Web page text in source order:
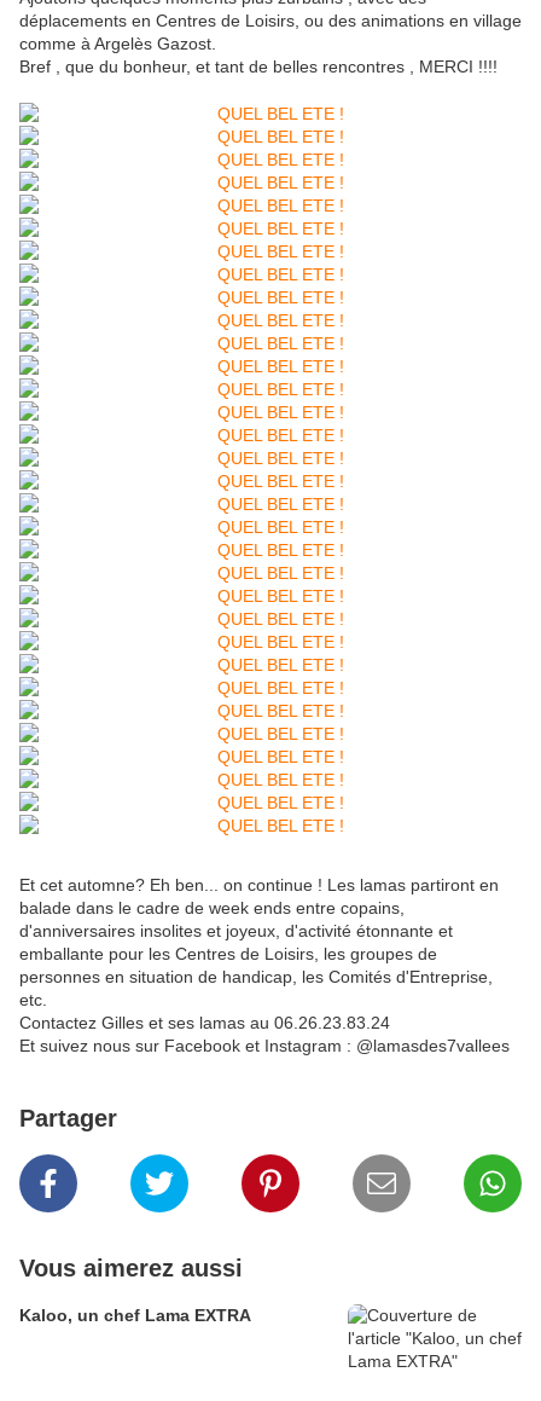
déplacements en Centres de Loisirs, ou des animations en village
comme à Argelès Gazost.
Bref , que du bonheur, et tant de belles rencontres , MERCI !!!!
Et cet automne? Eh ben... on continue ! Les lamas partiront en
balade dans le cadre de week ends entre copains,
d'anniversaires insolites et joyeux, d'activité étonnante et
emballante pour les Centres de Loisirs, les groupes de
personnes en situation de handicap, les Comités d'Entreprise,
etc.
Contactez Gilles et ses lamas au 06.26.23.83.24
Et suivez nous sur Facebook et Instagram : @lamasdes7vallees
Partager
Vous aimerez aussi
Kaloo, un chef Lama EXTRA